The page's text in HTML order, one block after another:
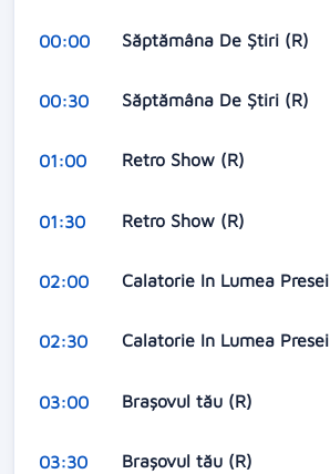
00:00 Săptămâna De Știri (R)
00:30 Săptămâna De Știri (R)
01:00 Retro Show (R)
01:30 Retro Show (R)
02:00 Calatorie In Lumea Presei
02:30 Calatorie In Lumea Presei
03:00 Brașovul tău (R)
03:30 Brașovul tău (R)